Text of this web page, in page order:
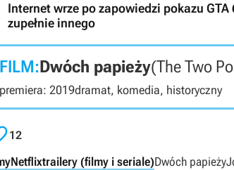
Internet wrze po zapowiedzi pokazu
zupełnie innego
FILM:Dwóch papieży(The Two
premiera: 2019dramat, komedia, historyczny
12
Netflixtrailery (filmy i seriale)Dwóch papieży